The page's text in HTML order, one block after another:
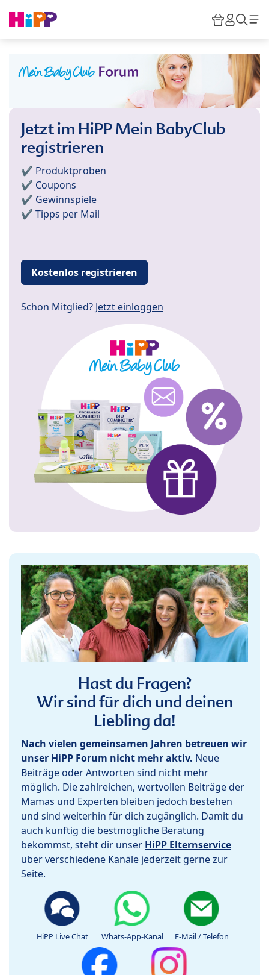
HiPP
Jetzt im HiPP Mein BabyClub
registrieren
✔️ Produktproben
✔️ Coupons
✔️ Gewinnspiele
✔️ Tipps per Mail
Kostenlos registrieren
Schon Mitglied? Jetzt einloggen
Hast du Fragen?
Wir sind für dich und deinen
Liebling da!
Nach vielen gemeinsamen Jahren betreuen wir
unser HiPP Forum nicht mehr aktiv. Neue
Beiträge oder Antworten sind nicht mehr
möglich. Die zahlreichen, wertvollen Beiträge der
Mamas und Experten bleiben jedoch bestehen
und sind weiterhin für dich zugänglich. Damit du
auch künftig die bestmögliche Beratung
bekommst, steht dir unser HiPP Elternservice
über verschiedene Kanäle jederzeit gerne zur
Seite.
HiPP Live Chat Whats-App-Kanal E-Mail / Telefon